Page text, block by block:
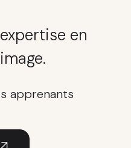
en
apprenants